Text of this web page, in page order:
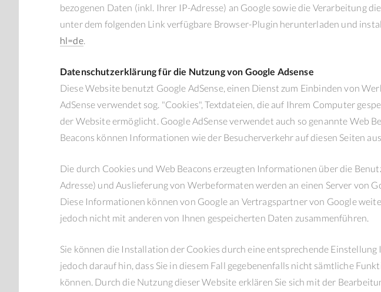
bezogenen Daten (inkl. Ihrer IP-Adresse) an Google sowie die Verarbeitung
unter dem folgenden Link verfügbare Browser-Plugin herunterladen und
hl=de.
Datenschutzerklärung für die Nutzung von Google Adsense
Diese Website benutzt Google AdSense, einen Dienst zum Einbinden von
AdSense verwendet sog. "Cookies", Textdateien, die auf Ihrem Computer
der Website ermöglicht. Google AdSense verwendet auch so genannte Web
Beacons können Informationen wie der Besucherverkehr auf diesen Seiten
Die durch Cookies und Web Beacons erzeugten Informationen über die
Adresse) und Auslieferung von Werbeformaten werden an einen Server von
Diese Informationen können von Google an Vertragspartner von Google
jedoch nicht mit anderen von Ihnen gespeicherten Daten zusammenführen.
Sie können die Installation der Cookies durch eine entsprechende
jedoch darauf hin, dass Sie in diesem Fall gegebenenfalls nicht sämtliche
können. Durch die Nutzung dieser Website erklären Sie sich mit der